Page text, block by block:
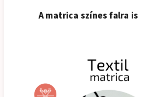
A matrica színes falra is